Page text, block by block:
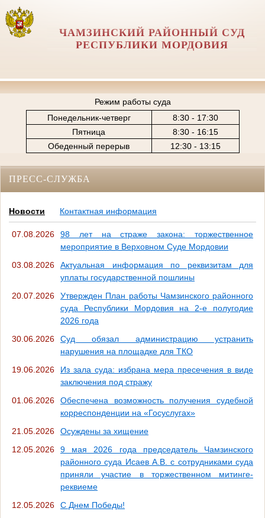
ЧАМЗИНСКИЙ РАЙОННЫЙ СУД
РЕСПУБЛИКИ МОРДОВИЯ
Режим работы суда
Понедельник-четверг
8:30 - 17:30
Пятница
8:30 - 16:15
Обеденный перерыв
12:30 - 13:15
ПРЕСС-СЛУЖБА
Новости Контактная информация
07.08.2026
98 лет на страже закона: торжественное
мероприятие в Верховном Суде Мордовии
03.08.2026
Актуальная информация по реквизитам для
уплаты государственной пошлины
20.07.2026
Утвержден План работы Чамзинского районного
суда Республики Мордовия на 2-е полугодие
2026 года
30.06.2026
Суд обязал администрацию устранить
нарушения на площадке для ТКО
19.06.2026
Из зала суда: избрана мера пресечения в виде
заключения под стражу
01.06.2026
Обеспечена возможность получения судебной
корреспонденции на «Госуслугах»
21.05.2026
Осуждены за хищение
12.05.2026
9 мая 2026 года председатель Чамзинского
районного суда Исаев А.В. с сотрудниками суда
приняли участие в торжественном митинге-
реквиеме
12.05.2026
С Днем Победы!